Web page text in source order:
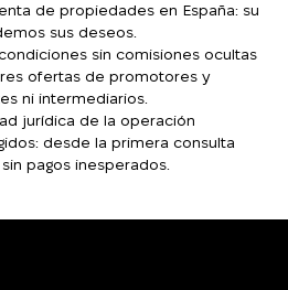
de propiedades en España: su
sus deseos.
sin comisiones ocultas
ofertas de promotores y
ni intermediarios.
jurídica de la operación
desde la primera consulta
pagos inesperados.
actualizaciones se ha
con éxito
LA LLAMADA